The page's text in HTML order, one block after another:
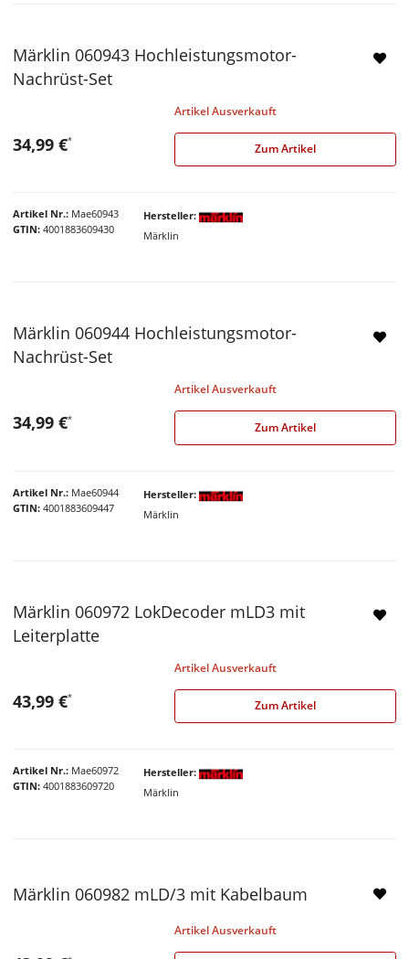
Märklin 060943 Hochleistungsmotor-
Nachrüst-Set
Artikel Ausverkauft
Artikel Nr. Mae60943
GTIN 4001883609430
Hersteller
Märklin
34,99 €*
Zum Artikel
Märklin 060944 Hochleistungsmotor-
Nachrüst-Set
Artikel Ausverkauft
Artikel Nr. Mae60944
GTIN 4001883609447
Hersteller
Märklin
34,99 €*
Zum Artikel
Märklin 060972 LokDecoder mLD3 mit
Leiterplatte
Artikel Ausverkauft
Artikel Nr. Mae60972
GTIN 4001883609720
Hersteller
Märklin
43,99 €*
Zum Artikel
Märklin 060982 mLD/3 mit Kabelbaum
Artikel Ausverkauft